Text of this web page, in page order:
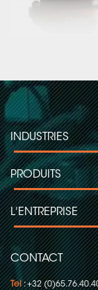
CONTACT
Tel: +32
INDUSTRIES
PRODUITS
L'ENTREPRISE